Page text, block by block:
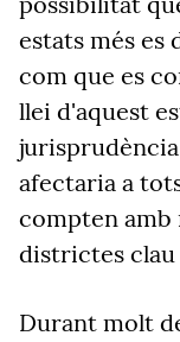
estats més
com que es
llei d'aquest
afectaria a
compten amb
districtes clau
Durant molt